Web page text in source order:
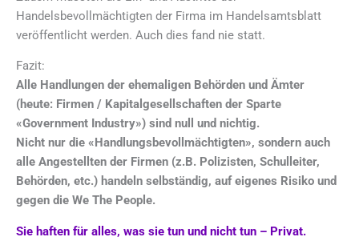
Handelsbevollmächtigten der Firma im Handelsamtsblatt
veröffentlicht werden. Auch dies fand nie statt.
Fazit:
Alle Handlungen der ehemaligen Behörden und Ämter
(heute: Firmen / Kapitalgesellschaften der Sparte
«Government Industry») sind null und nichtig.
Nicht nur die «Handlungsbevollmächtigten», sondern auch
alle Angestellten der Firmen (z.B. Polizisten, Schulleiter,
Behörden, etc.) handeln selbständig, auf eigenes Risiko und
gegen die We The People.
Sie haften für alles, was sie tun und nicht tun – Privat.